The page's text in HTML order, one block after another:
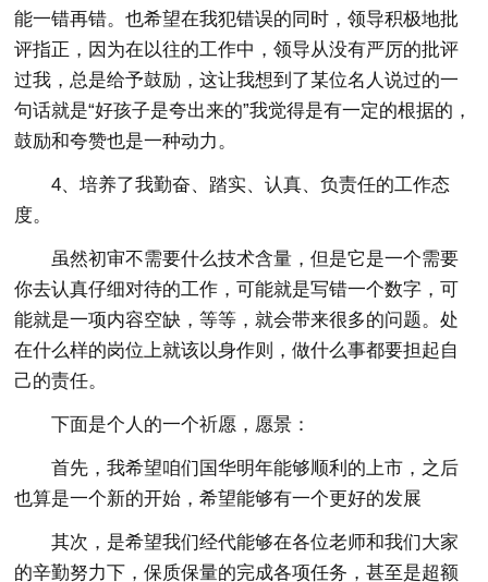
能一错再错。也希望在我犯错误的同时，领导积极地批
评指正，因为在以往的工作中，领导从没有严厉的批评
过我，总是给予鼓励，这让我想到了某位名人说过的一
句话就是“好孩子是夸出来的”我觉得是有一定的根据的，
鼓励和夸赞也是一种动力。
4、培养了我勤奋、踏实、认真、负责任的工作态
度。
虽然初审不需要什么技术含量，但是它是一个需要
你去认真仔细对待的工作，可能就是写错一个数字，可
能就是一项内容空缺，等等，就会带来很多的问题。处
在什么样的岗位上就该以身作则，做什么事都要担起自
己的责任。
下面是个人的一个祈愿，愿景：
首先，我希望咱们国华明年能够顺利的上市，之后
也算是一个新的开始，希望能够有一个更好的发展
其次，是希望我们经代能够在各位老师和我们大家
的辛勤努力下，保质保量的完成各项任务，甚至是超额